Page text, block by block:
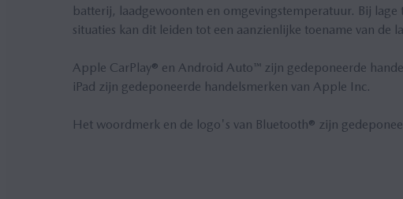
batterij, laadgewoonten en omgevingstemperatuur. Bij
situaties kan dit leiden tot een aanzienlijke toename van de
Apple CarPlay® en Android Auto™ zijn gedeponeerde
iPad zijn gedeponeerde handelsmerken van Apple Inc.
Het woordmerk en de logo's van Bluetooth® zijn